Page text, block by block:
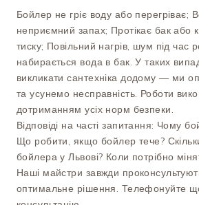
Бойлер не гріє воду або перегріває;
неприємний запах; Протікає бак або
тиску; Повільний нагрів, шум під час
набирається вода в бак. У таких
викликати сантехніка додому — ми
та усунемо несправність. Роботи
дотриманням усіх норм безпеки.
Відповіді на часті запитання: Чому
Що робити, якщо бойлер тече?
бойлера у Львові? Коли потрібно
Наші майстри завжди
оптимальне рішення. Телефонуйте